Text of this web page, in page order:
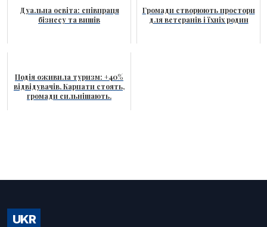
Дуальна освіта: співпраця
бізнесу та вишів
Громади створюють простори
для ветеранів і їхніх родин
Подія оживила туризм: +40%
відвідувачів. Карпати стоять,
громади сильнішають.
UKR